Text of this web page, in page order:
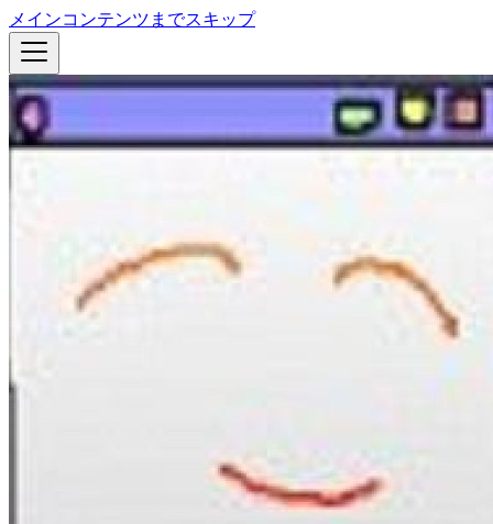
メインコンテンツまでスキップ